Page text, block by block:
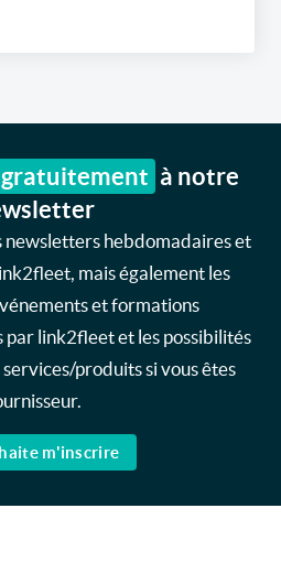
gratuitement à notre
newsletters hebdomadaires et
mais également les
et formations
par link2fleet et les possibilités
produits si vous êtes
m'inscrire